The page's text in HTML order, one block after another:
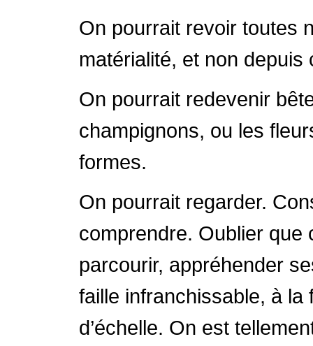
On pourrait revoir toutes
matérialité, et non depuis
On pourrait redevenir
champignons, ou les
formes.
On pourrait regarder.
comprendre. Oublier que
parcourir, appréhender
faille infranchissable, à
d’échelle. On est